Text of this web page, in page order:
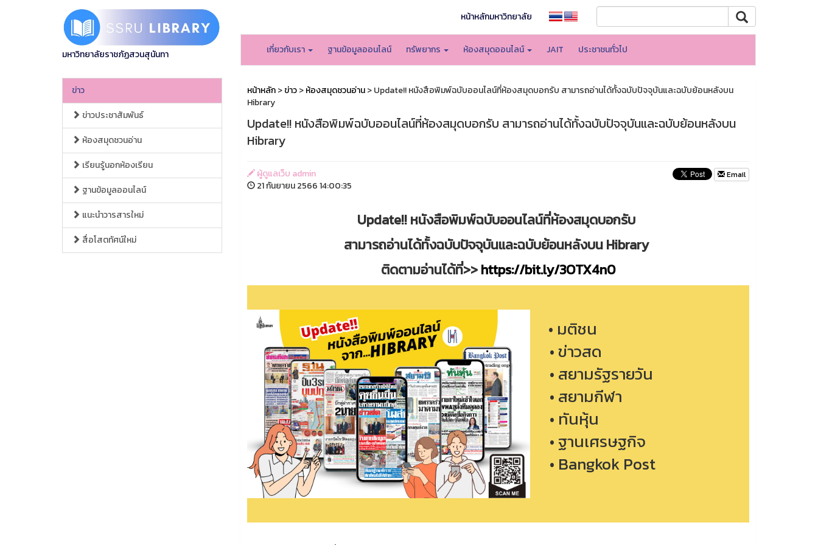
มหาวิทยาลัยราชภัฏสวนสุนันทา
หน้าหลักมหาวิทยาลัย
เกี่ยวกับเรา ฐานข้อมูลออนไลน์ ทรัพยากร ห้องสมุดออนไลน์ JAIT ประชาชนทั่วไป
ข่าว
ข่าวประชาสัมพันธ์
ห้องสมุดชวนอ่าน
เรียนรู้นอกห้องเรียน
ฐานข้อมูลออนไลน์
แนะนำวารสารใหม่
สื่อโสตทัศน์ใหม่
หน้าหลัก>ข่าว>ห้องสมุดชวนอ่าน> Update!! หนังสือพิมพ์ฉบับออนไลน์ที่ห้องสมุดบอกรับ สามารถอ่านได้ทั้งฉบับปัจจุบันและฉบับย้อนหลังบน
Hibrary
Update!! หนังสือพิมพ์ฉบับออนไลน์ที่ห้องสมุดบอกรับ สามารถอ่านได้ทั้งฉบับปัจจุบันและฉบับย้อนหลังบน
Hibrary
ผู้ดูแลเว็บ admin
21 กันยายน 2566 14:00:35
Email
Update!! หนังสือพิมพ์ฉบับออนไลน์ที่ห้องสมุดบอกรับ
สามารถอ่านได้ทั้งฉบับปัจจุบันและฉบับย้อนหลังบน Hibrary
ติดตามอ่านได้ที่>>https://bit.ly/3OTX4n0
• มติชน
• ข่าวสด
• สยามรัฐรายวัน
• สยามกีฬา
• ทันหุ้น
• ฐานเศรษฐกิจ
• Bangkok Post